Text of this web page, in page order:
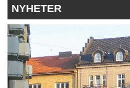
NYHETER